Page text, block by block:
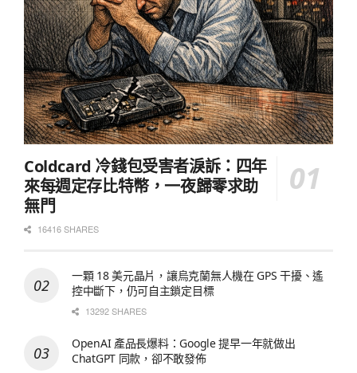
Coldcard 冷錢包受害者淚訴：四年
來每週定存比特幣，一夜歸零求助
無門
16416 SHARES
一顆 18 美元晶片，讓烏克蘭無人機在 GPS 干擾、遙
控中斷下，仍可自主鎖定目標
13292 SHARES
OpenAI 產品長爆料：Google 提早一年就做出
ChatGPT 同款，卻不敢發佈